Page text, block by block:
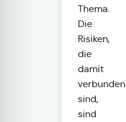
Thema.
Die
Risiken,
die
damit
verbunden
sind,
sind